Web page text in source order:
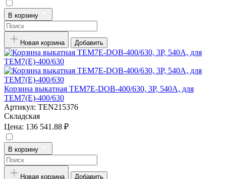
В корзину
Новая корзина Добавить
Корзина выкатная TEM7E-DOB-400/630, 3P, 540А, для
TEM7(E)-400/630
Артикул: TEN215376
Складская
Цена: 136 541.88 ₽
В корзину
Новая корзина Добавить